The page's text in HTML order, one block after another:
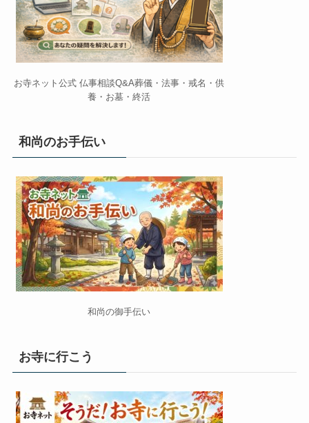
お寺ネット公式 仏事相談Q&A葬儀・法事・戒名・供
養・お墓・終活
和尚のお手伝い
和尚の御手伝い
お寺に行こう